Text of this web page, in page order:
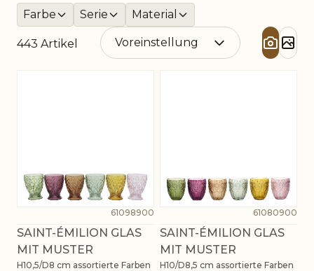
Farbe Serie Material
443 Artikel
61098900
SAINT-ÉMILION GLAS
MIT MUSTER
H10,5/D8 cm assortierte Farben
61080900
SAINT-ÉMILION GLAS
MIT MUSTER
H10/D8,5 cm assortierte Farben